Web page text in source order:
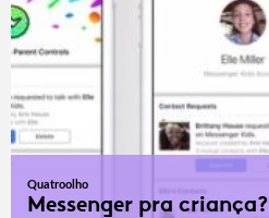
Quatroolho
Messenger pra criança?